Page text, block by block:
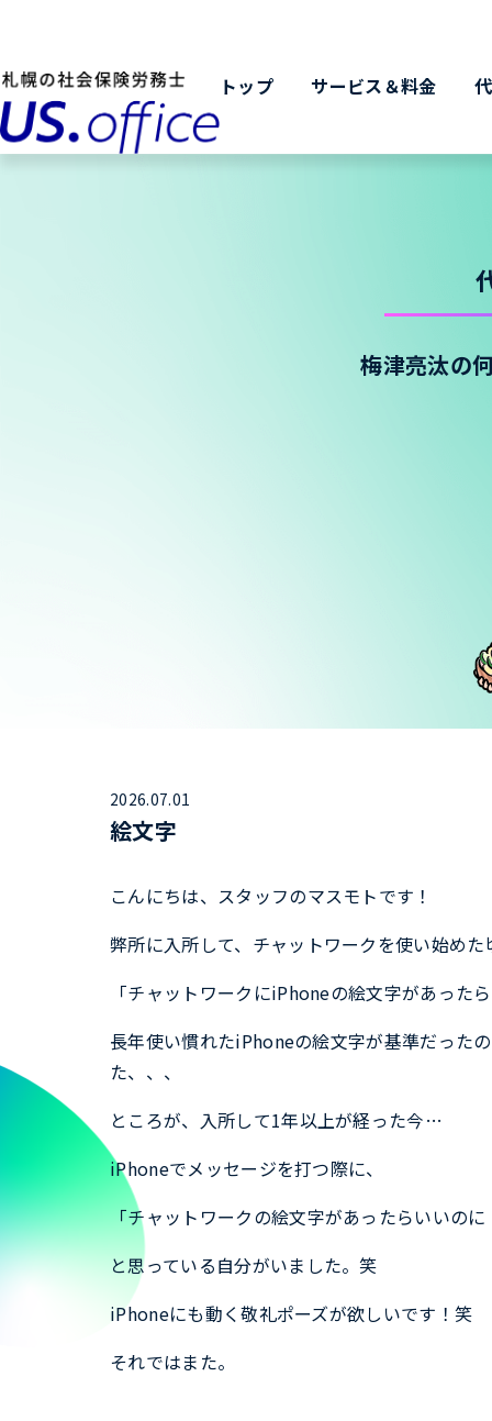
トップ サービス＆料金
梅津亮汰の
2026.07.01
絵文字
こんにちは、スタッフのマスモトです！
弊所に入所して、チャットワークを使い始めた
「チャットワークにiPhoneの絵文字があった
長年使い慣れたiPhoneの絵文字が基準だった
た、、、
ところが、入所して1年以上が経った今…
iPhoneでメッセージを打つ際に、
「チャットワークの絵文字があったらいいのに
と思っている自分がいました。笑
iPhoneにも動く敬礼ポーズが欲しいです！笑
それではまた。